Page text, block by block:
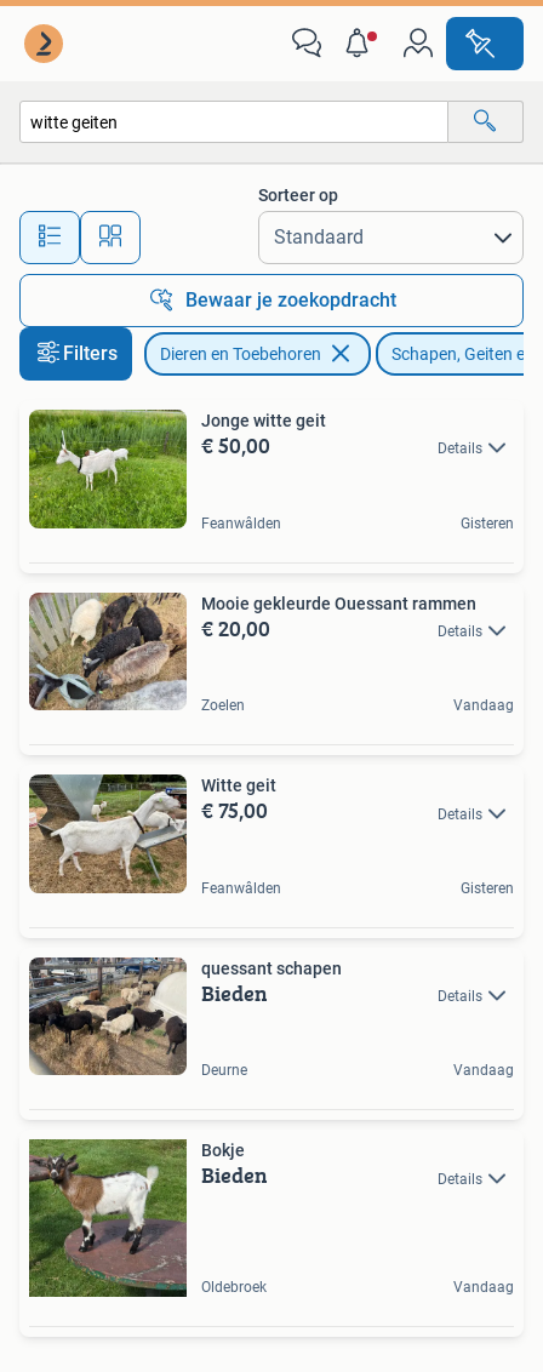
Alle afstanden…
Sorteer op
Bewaar je zoekopdracht
Filters Dieren en Toebehoren Schapen, Geiten en
Jonge witte geit
€ 50,00 Details
Feanwâlden Gisteren
Mooie gekleurde Ouessant rammen
€ 20,00 Details
Zoelen Vandaag
Witte geit
€ 75,00 Details
Feanwâlden Gisteren
quessant schapen
Bieden Details
Deurne Vandaag
Bokje
Bieden Details
Oldebroek Vandaag